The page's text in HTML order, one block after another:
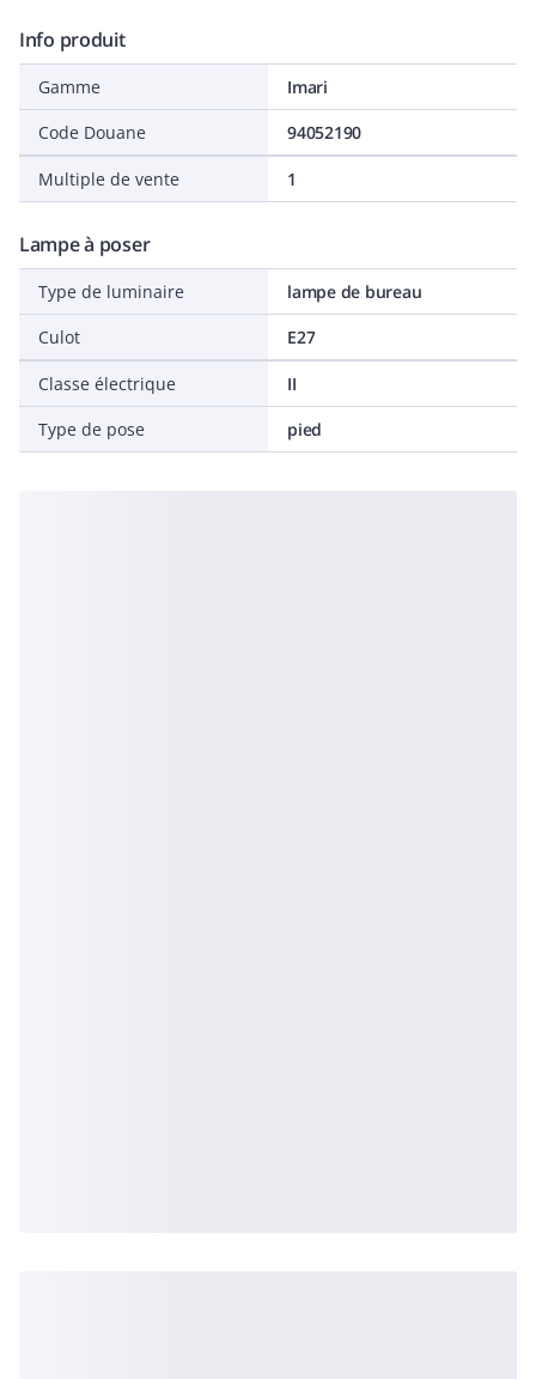
Info produit
Gamme
Imari
Code Douane
94052190
Multiple de vente 1
Lampe à poser
Type de luminaire
lampe de bureau
Culot
E27
Classe électrique
II
Type de pose
pied